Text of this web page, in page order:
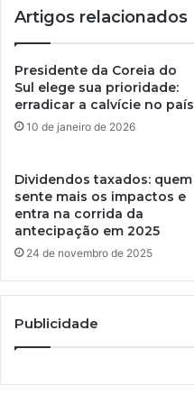
Artigos relacionados
Presidente da Coreia do
Sul elege sua prioridade:
erradicar a calvície no país
10 de janeiro de 2026
Dividendos taxados: quem
sente mais os impactos e
entra na corrida da
antecipação em 2025
24 de novembro de 2025
Publicidade